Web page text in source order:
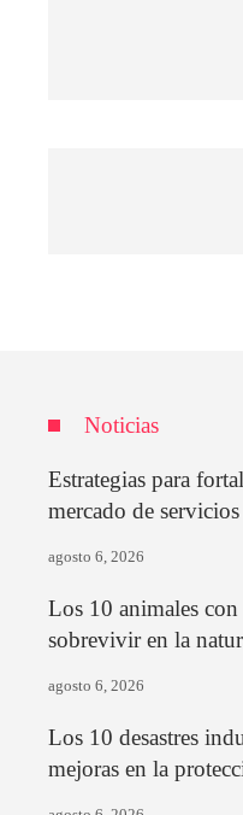
Noticias
Estrategias para
mercado de
agosto 6, 2026
Los 10 animales con
sobrevivir en la
agosto 6, 2026
Los 10 desastres
mejoras en la